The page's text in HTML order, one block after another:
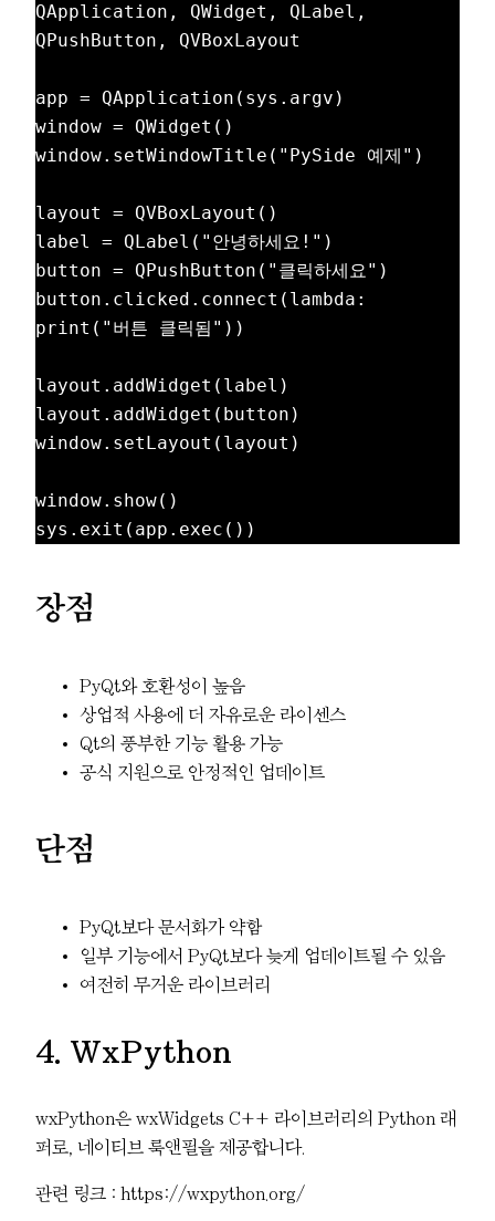
QApplication, QWidget, QLabel,
QPushButton, QVBoxLayout
app = QApplication(sys.argv)
window = QWidget()
window.setWindowTitle("PySide 예제")
layout = QVBoxLayout()
label = QLabel("안녕하세요!")
button = QPushButton("클릭하세요")
button.clicked.connect(lambda:
print("버튼 클릭됨"))
layout.addWidget(label)
layout.addWidget(button)
window.setLayout(layout)
window.show()
장점
PyQt와 호환성이 높음
상업적 사용에 더 자유로운 라이센스
Qt의 풍부한 기능 활용 가능
공식 지원으로 안정적인 업데이트
단점
PyQt보다 문서화가 약함
일부 기능에서 PyQt보다 늦게 업데이트될 수 있음
여전히 무거운 라이브러리
4. WxPython
wxPython은 wxWidgets C++ 라이브러리의 Python 래
퍼로, 네이티브 룩앤필을 제공합니다.
관련 링크 : https://wxpython.org/